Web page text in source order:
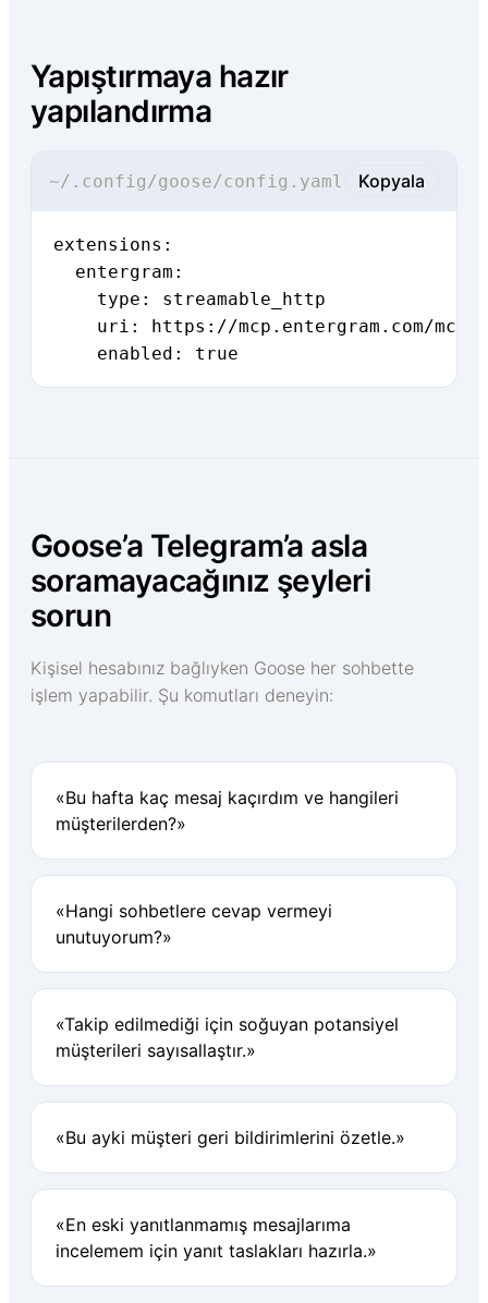
Yapıştırmaya hazır
yapılandırma
~/.config/goose/config.yaml Kopyala
extensions:
  entergram:
    type: streamable_http
    uri: https://mcp.entergram.com/mcp
    enabled: true
Goose’a Telegram’a asla
soramayacağınız şeyleri
sorun
Kişisel hesabınız bağlıyken Goose her sohbette
işlem yapabilir. Şu komutları deneyin:
«Bu hafta kaç mesaj kaçırdım ve hangileri
müşterilerden?»
«Hangi sohbetlere cevap vermeyi
unutuyorum?»
«Takip edilmediği için soğuyan potansiyel
müşterileri sayısallaştır.»
«Bu ayki müşteri geri bildirimlerini özetle.»
«En eski yanıtlanmamış mesajlarıma
incelemem için yanıt taslakları hazırla.»